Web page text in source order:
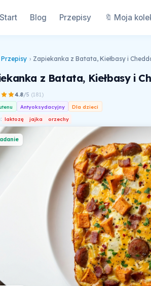
Start Blog Przepisy 🔖 Moja
Przepisy › Zapiekanka z Batata, Kiełbasy i
z Batata, Kiełbasy i
4.8/5 (181)
Antyoksydacyjny Dla dzieci
laktozę jajka orzechy